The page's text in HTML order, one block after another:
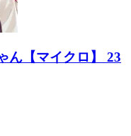
ん【マイクロ】 23